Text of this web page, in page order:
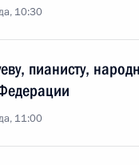
10:30
пианисту,
11:00